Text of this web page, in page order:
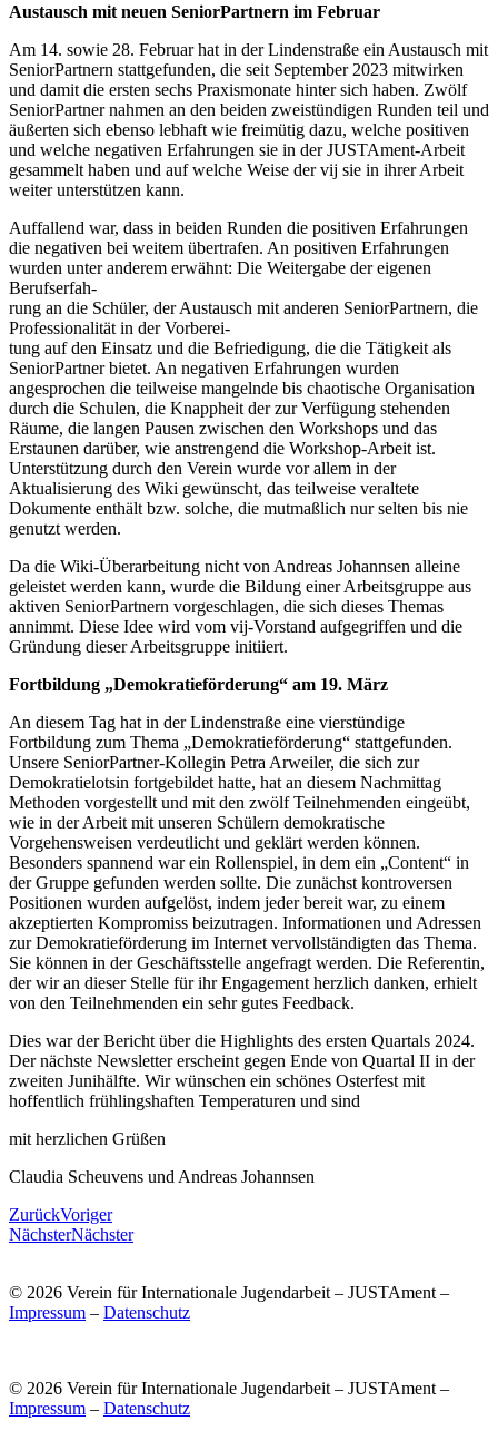
Austausch mit neuen SeniorPartnern im Februar
Am 14. sowie 28. Februar hat in der Lindenstraße ein Austausch mit
SeniorPartnern stattgefunden, die seit September 2023 mitwirken
und damit die ersten sechs Praxismonate hinter sich haben. Zwölf
SeniorPartner nahmen an den beiden zweistündigen Runden teil und
äußerten sich ebenso lebhaft wie freimütig dazu, welche positiven
und welche negativen Erfahrungen sie in der JUSTAment-Arbeit
gesammelt haben und auf welche Weise der vij sie in ihrer Arbeit
weiter unterstützen kann.
Auffallend war, dass in beiden Runden die positiven Erfahrungen
die negativen bei weitem übertrafen. An positiven Erfahrungen
wurden unter anderem erwähnt: Die Weitergabe der eigenen
Berufserfah-
rung an die Schüler, der Austausch mit anderen SeniorPartnern, die
Professionalität in der Vorberei-
tung auf den Einsatz und die Befriedigung, die die Tätigkeit als
SeniorPartner bietet. An negativen Erfahrungen wurden
angesprochen die teilweise mangelnde bis chaotische Organisation
durch die Schulen, die Knappheit der zur Verfügung stehenden
Räume, die langen Pausen zwischen den Workshops und das
Erstaunen darüber, wie anstrengend die Workshop-Arbeit ist.
Unterstützung durch den Verein wurde vor allem in der
Aktualisierung des Wiki gewünscht, das teilweise veraltete
Dokumente enthält bzw. solche, die mutmaßlich nur selten bis nie
genutzt werden.
Da die Wiki-Überarbeitung nicht von Andreas Johannsen alleine
geleistet werden kann, wurde die Bildung einer Arbeitsgruppe aus
aktiven SeniorPartnern vorgeschlagen, die sich dieses Themas
annimmt. Diese Idee wird vom vij-Vorstand aufgegriffen und die
Gründung dieser Arbeitsgruppe initiiert.
Fortbildung „Demokratieförderung“ am 19. März
An diesem Tag hat in der Lindenstraße eine vierstündige
Fortbildung zum Thema „Demokratieförderung“ stattgefunden.
Unsere SeniorPartner-Kollegin Petra Arweiler, die sich zur
Demokratielotsin fortgebildet hatte, hat an diesem Nachmittag
Methoden vorgestellt und mit den zwölf Teilnehmenden eingeübt,
wie in der Arbeit mit unseren Schülern demokratische
Vorgehensweisen verdeutlicht und geklärt werden können.
Besonders spannend war ein Rollenspiel, in dem ein „Content“ in
der Gruppe gefunden werden sollte. Die zunächst kontroversen
Positionen wurden aufgelöst, indem jeder bereit war, zu einem
akzeptierten Kompromiss beizutragen. Informationen und Adressen
zur Demokratieförderung im Internet vervollständigten das Thema.
Sie können in der Geschäftsstelle angefragt werden. Die Referentin,
der wir an dieser Stelle für ihr Engagement herzlich danken, erhielt
von den Teilnehmenden ein sehr gutes Feedback.
Dies war der Bericht über die Highlights des ersten Quartals 2024.
Der nächste Newsletter erscheint gegen Ende von Quartal II in der
zweiten Junihälfte. Wir wünschen ein schönes Osterfest mit
hoffentlich frühlingshaften Temperaturen und sind
mit herzlichen Grüßen
Claudia Scheuvens und Andreas Johannsen
ZurückVoriger
NächsterNächster
© 2026 Verein für Internationale Jugendarbeit – JUSTAment –
Impressum – Datenschutz
© 2026 Verein für Internationale Jugendarbeit – JUSTAment –
Impressum – Datenschutz